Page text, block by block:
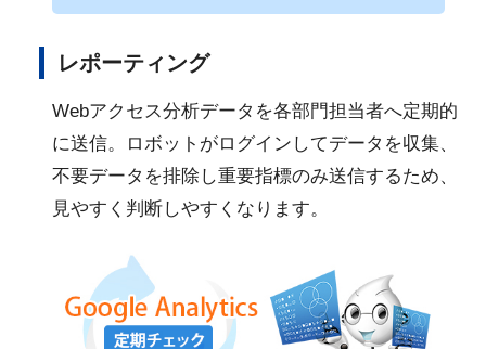
レポーティング
Webアクセス分析データを各部門担当者へ定期的
に送信。ロボットがログインしてデータを収集、
不要データを排除し重要指標のみ送信するため、
見やすく判断しやすくなります。